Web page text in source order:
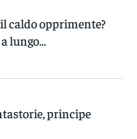
caldo opprimente?
lungo…
principe